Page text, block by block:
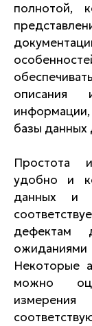
полнотой,
описания
информации,
базы данных
Простота
удобно и
данных и
дефектам
Некоторые
можно
измерения